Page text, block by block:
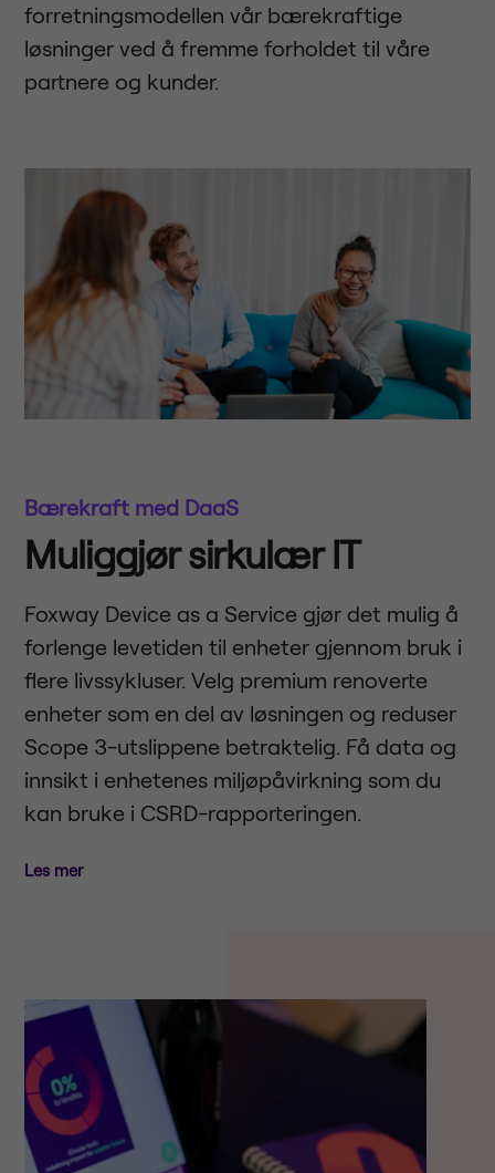
forretningsmodellen vår bærekraftige
løsninger ved å fremme forholdet til våre
partnere og kunder.
Bærekraft med DaaS
Muliggjør sirkulær IT
Foxway Device as a Service gjør det mulig å
forlenge levetiden til enheter gjennom bruk i
flere livssykluser. Velg premium renoverte
enheter som en del av løsningen og reduser
Scope 3-utslippene betraktelig. Få data og
innsikt i enhetenes miljøpåvirkning som du
kan bruke i CSRD-rapporteringen.
Les mer